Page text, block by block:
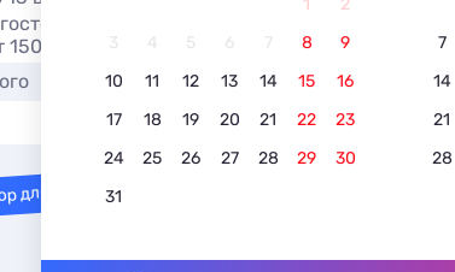
1
2
3
4 5 6 7 8
9
10
11 12 13 14 15
16
17
18 19 20 21 22
23
24
25 26 27 28 29
30
31
7
14
21
28
доме с бассейном в
1500 руб/сутки бронируйте без посредников
Для отдыха с детьми С видом на
для вас